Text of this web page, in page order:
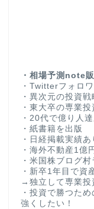
・相場予測note
・Twitterフォロ
・異次元の投資
・東大卒の専業投
・20代で億り人
・紙書籍を出版
・日経掲載実績あ
・海外不動産1億
・米国株ブログ
・新卒1年目で資
→独立して専業投
・投資で勝つた
強くしたい！